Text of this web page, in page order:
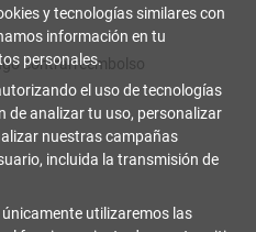
contrarreembolso
y tecnologías similares con
información en tu
personales.
el uso de tecnologías
de analizar tu uso, personalizar
nuestras campañas
incluida la transmisión de
utilizaremos las